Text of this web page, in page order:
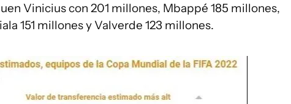
Vinicius con 201 millones, Mbappé 185 millones,
151 millones y Valverde 123 millones.